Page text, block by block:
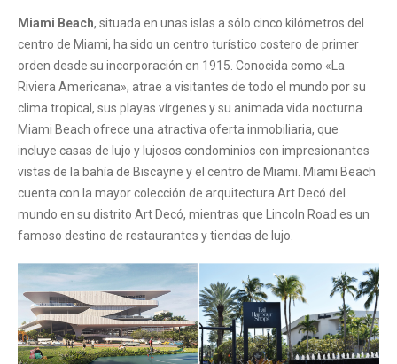
Miami Beach, situada en unas islas a sólo cinco kilómetros del
centro de Miami, ha sido un centro turístico costero de primer
orden desde su incorporación en 1915. Conocida como «La
Riviera Americana», atrae a visitantes de todo el mundo por su
clima tropical, sus playas vírgenes y su animada vida nocturna.
Miami Beach ofrece una atractiva oferta inmobiliaria, que
incluye casas de lujo y lujosos condominios con impresionantes
vistas de la bahía de Biscayne y el centro de Miami. Miami Beach
cuenta con la mayor colección de arquitectura Art Decó del
mundo en su distrito Art Decó, mientras que Lincoln Road es un
famoso destino de restaurantes y tiendas de lujo.